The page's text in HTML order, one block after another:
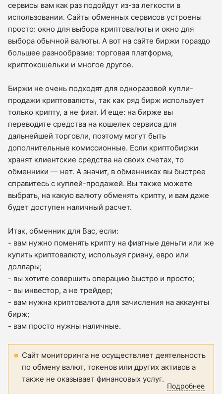
сервисы вам как раз подойдут из-за легкости в
использовании. Сайты обменных сервисов устроены
просто: окно для выбора криптовалюты и окно для
выбора обычной валюты. А вот на сайте биржи гораздо
большее разнообразие: торговая платформа,
криптокошельки и многое другое.
Биржи не очень подходят для одноразовой купли-
продажи криптовалюты, так как ряд бирж использует
только крипту, а не фиат. И еще: на бирже вы
переводите средства на кошелек сервиса для
дальнейшей торговли, поэтому могут быть
дополнительные комиссионные. Если криптобиржи
хранят клиентские средства на своих счетах, то
обменники — нет. А значит, в обменниках вы быстрее
справитесь с куплей-продажей. Вы также можете
выбрать, на какую валюту обменять крипту, и вам даже
будет доступен наличный расчет.
Итак, обменник для Вас, если:
- вам нужно поменять крипту на фиатные деньги или же
купить криптовалюту, используя гривну, евро или
доллары;
- вы хотите совершить операцию быстро и просто;
- вы инвестор, а не трейдер;
- вам нужна криптовалюта для зачисления на аккаунты
бирж;
- вам просто нужны наличные.
Сайт мониторинга не осуществляет деятельность
по обмену валют, токенов или других активов а
также не оказывает финансовых услуг.
Подробнее